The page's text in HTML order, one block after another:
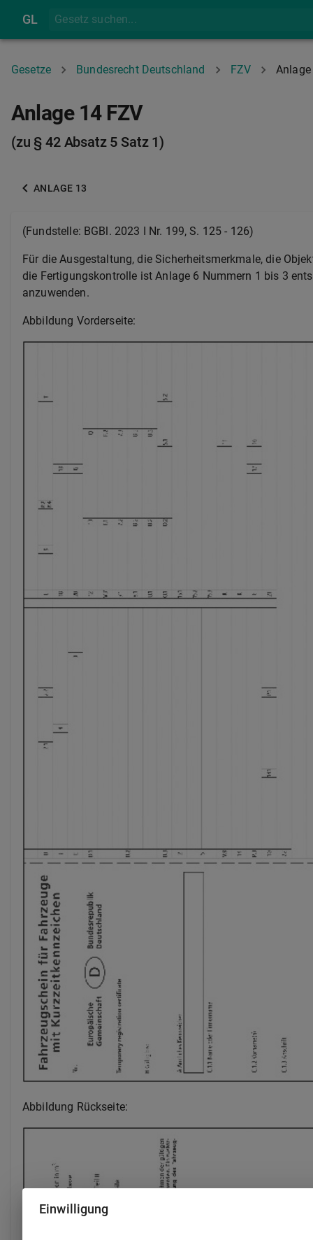
GL
Gesetze Bundesrecht Deutschland FZV
Anlage 14 FZV
(zu § 42 Absatz 5 Satz 1)
ANLAGE 13
(Fundstelle: BGBl. 2023 I Nr. 199, S. 125 - 126)
Für die Ausgestaltung, die Sicherheitsmerkmale, die
die Fertigungskontrolle ist Anlage 6 Nummern 1 bis 3
anzuwenden.
Abbildung Vorderseite:
Abbildung Rückseite:
Einwilligung